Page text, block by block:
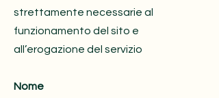
strettamente necessarie al
funzionamento del sito e
all’erogazione del servizio
Nome